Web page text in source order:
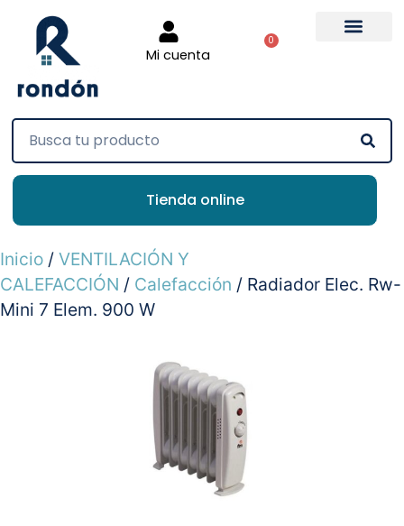
Mi cuenta
0
Tienda online
Inicio / VENTILACIÓN Y
CALEFACCIÓN / Calefacción / Radiador Elec. Rw-
Mini 7 Elem. 900 W